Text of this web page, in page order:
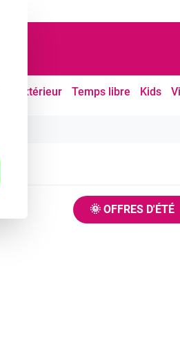
À l'extérieur Temps libre Kids
🌞 OFFRES D'ÉTÉ